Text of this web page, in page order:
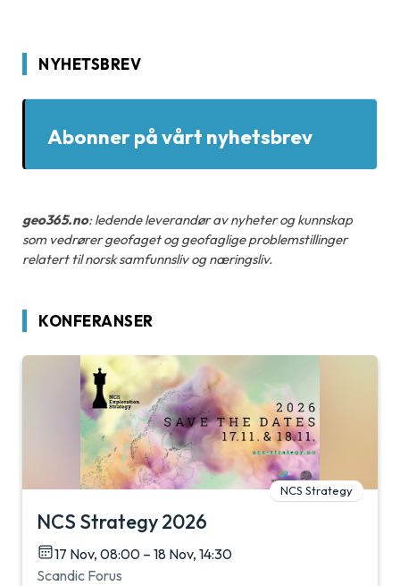
NYHETSBREV
Abonner på vårt nyhetsbrev
geo365.no: ledende leverandør av nyheter og kunnskap
som vedrører geofaget og geofaglige problemstillinger
relatert til norsk samfunnsliv og næringsliv.
KONFERANSER
NCS Strategy
NCS Strategy 2026
17 Nov, 08:00 – 18 Nov, 14:30
Scandic Forus